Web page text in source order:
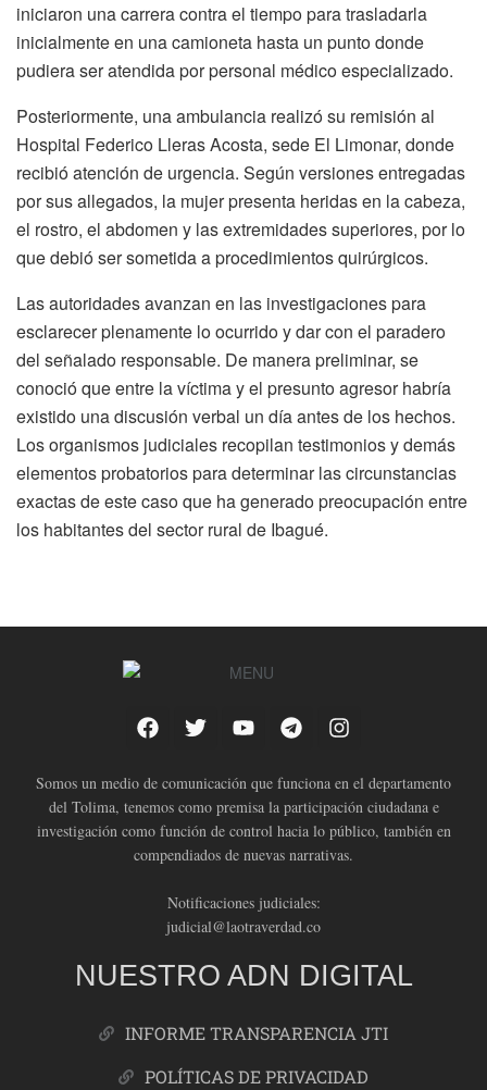
iniciaron una carrera contra el tiempo para trasladarla
inicialmente en una camioneta hasta un punto donde
pudiera ser atendida por personal médico especializado.
Posteriormente, una ambulancia realizó su remisión al
Hospital Federico Lleras Acosta, sede El Limonar, donde
recibió atención de urgencia. Según versiones entregadas
por sus allegados, la mujer presenta heridas en la cabeza,
el rostro, el abdomen y las extremidades superiores, por lo
que debió ser sometida a procedimientos quirúrgicos.
Las autoridades avanzan en las investigaciones para
esclarecer plenamente lo ocurrido y dar con el paradero
del señalado responsable. De manera preliminar, se
conoció que entre la víctima y el presunto agresor habría
existido una discusión verbal un día antes de los hechos.
Los organismos judiciales recopilan testimonios y demás
elementos probatorios para determinar las circunstancias
exactas de este caso que ha generado preocupación entre
los habitantes del sector rural de Ibagué.
Somos un medio de comunicación que funciona en el departamento
del Tolima, tenemos como premisa la participación ciudadana e
investigación como función de control hacia lo público, también en
compendiados de nuevas narrativas.
Notificaciones judiciales:
judicial@laotraverdad.co
NUESTRO ADN DIGITAL
INFORME TRANSPARENCIA JTI
POLÍTICAS DE PRIVACIDAD